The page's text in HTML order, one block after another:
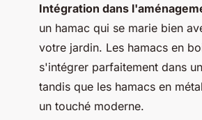
Intégration dans
un hamac qui se marie bien
votre jardin. Les hamacs en
s'intégrer parfaitement dans
tandis que les hamacs en
un touché moderne.